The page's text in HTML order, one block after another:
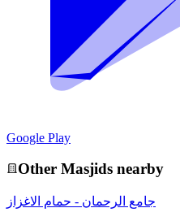
Google Play
Other Masjids nearby
جامع الرحمان - حمام الاغزاز